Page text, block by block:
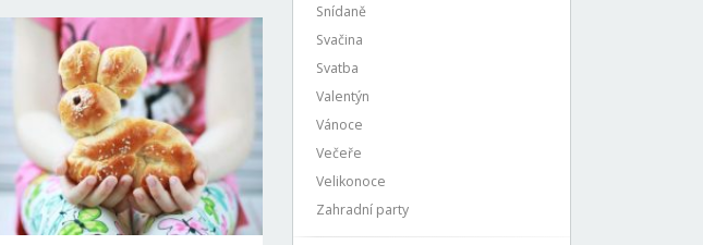
Snídaně
Svačina
Svatba
Valentýn
Vánoce
Večeře
Velikonoce
Zahradní party